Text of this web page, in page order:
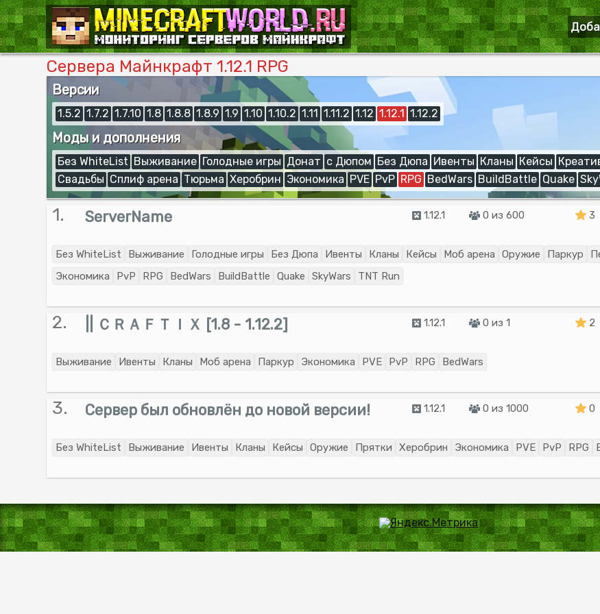
Сервера Майнкрафт 1.12.1 RPG
Версии
1.5.2 1.7.2 1.7.10 1.8 1.8.8 1.8.9 1.9 1.10 1.10.2 1.11 1.11.2 1.12 1.12.1 1.12.2
Моды и дополнения
Без WhiteList Выживание Голодные игры Донат с Дюпом Без Дюпа Ивенты Кланы Кейсы
Свадьбы Сплиф арена Тюрьма Херобрин Экономика PVE PvP RPG BedWars BuildBattle Quake
1. ServerName 1.12.1 0 из 600 3
Без WhiteList Выживание Голодные игры Без Дюпа Ивенты Кланы Кейсы Моб арена Оружие Паркур
Экономика
PvP RPG BedWars BuildBattle Quake SkyWars TNT Run
2. || ＣＲＡＦＴＩＸ [1.8 - 1.12.2] 1.12.1 0 из 1 2
Выживание Ивенты Кланы Моб арена Паркур Экономика PVE PvP RPG BedWars
3. Сервер был обновлён до новой версии! 1.12.1 0 из 1000 0
Без WhiteList Выживание Ивенты Кланы Кейсы Оружие Прятки Херобрин Экономика PVE PvP RPG